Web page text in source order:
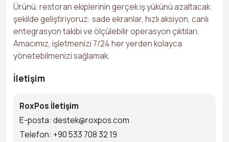
Ürünü, restoran ekiplerinin gerçek iş yükünü azaltacak
şekilde geliştiriyoruz: sade ekranlar, hızlı aksiyon, canlı
entegrasyon takibi ve ölçülebilir operasyon çıktıları.
Amacımız, işletmenizi 7/24 her yerden kolayca
yönetebilmenizi sağlamak.
İletişim
RoxPos İletişim
E-posta: destek@roxpos.com
Telefon: +90 533 708 32 19